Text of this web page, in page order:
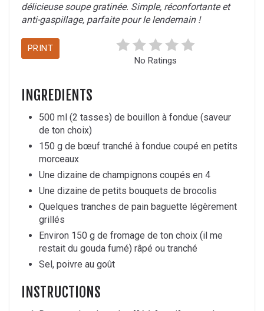
délicieuse soupe gratinée. Simple, réconfortante et
anti-gaspillage, parfaite pour le lendemain !
PRINT
No Ratings
INGREDIENTS
500 ml (2 tasses) de bouillon à fondue (saveur
de ton choix)
150 g de bœuf tranché à fondue coupé en petits
morceaux
Une dizaine de champignons coupés en 4
Une dizaine de petits bouquets de brocolis
Quelques tranches de pain baguette légèrement
grillés
Environ 150 g de fromage de ton choix (il me
restait du gouda fumé) râpé ou tranché
Sel, poivre au goût
INSTRUCTIONS